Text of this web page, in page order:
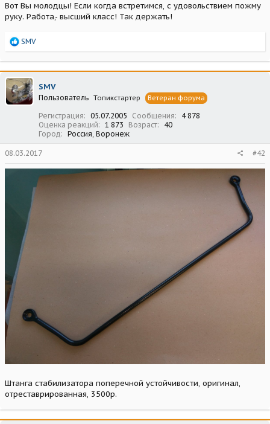
Вот Вы молодцы! Если когда встретимся, с удовольствием пожму
руку. Работа,- высший класс! Так держать!
Р
а
к
ц
и
и
SMV
SMV
Пользователь Топикстартер Ветеран форума
Регистрация 05.07.2005 Сообщения
4 878
Оценка реакций
1 873 Возраст
40
Город
Россия, Воронеж
08.03.2017 #42
Штанга стабилизатора поперечной устойчивости, оригинал,
отреставрированная, 3500р.